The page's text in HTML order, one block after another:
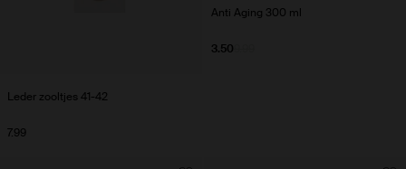
Leder zooltjes 41-42
7.99
Anti Aging 300 ml
3.50